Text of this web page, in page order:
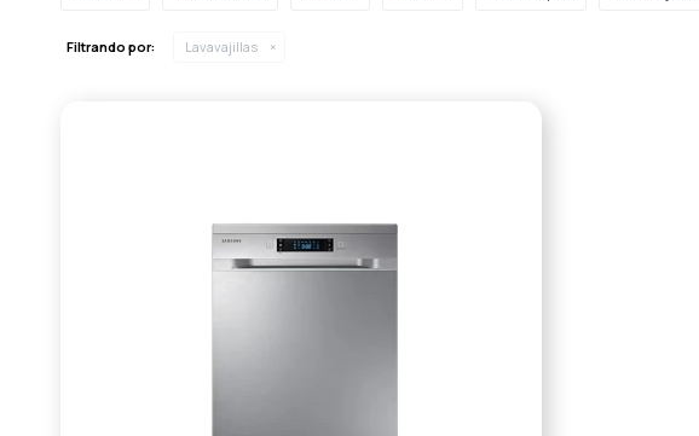
Filtrando por: Lavavajillas